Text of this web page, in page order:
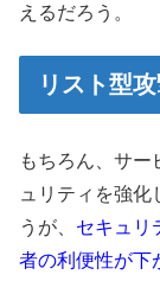
えるだろう。
リスト型
もちろん、サー
ュリティを強化
うが、 セキュリ
者の利便性が下